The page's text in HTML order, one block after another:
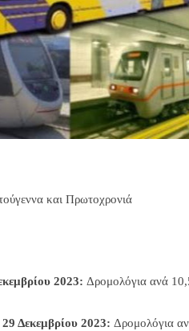
και Πρωτοχρονιά
2023: Δρομολόγια ανά
Δεκεμβρίου 2023: Δρομολόγια